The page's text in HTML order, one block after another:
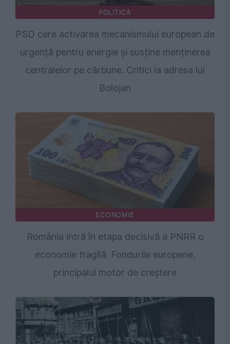
POLITICA
PSD cere activarea mecanismului european de
urgență pentru energie și susține menținerea
centralelor pe cărbune. Critici la adresa lui
Bolojan
ECONOMIE
România intră în etapa decisivă a PNRR o
economie fragilă. Fondurile europene,
principalul motor de creștere